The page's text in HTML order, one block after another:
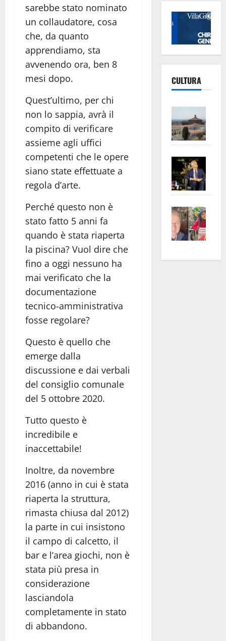
sarebbe stato nominato
un collaudatore, cosa
che, da quanto
apprendiamo, sta
avvenendo ora, ben 8
mesi dopo.
Quest’ultimo, per chi
non lo sappia, avrà il
compito di verificare
assieme agli uffici
competenti che le opere
siano state effettuate a
regola d’arte.
Perché questo non è
stato fatto 5 anni fa
quando è stata riaperta
la piscina? Vuol dire che
fino a oggi nessuno ha
mai verificato che la
documentazione
tecnico-amministrativa
fosse regolare?
Questo è quello che
emerge dalla
discussione e dai verbali
del consiglio comunale
del 5 ottobre 2020.
Tutto questo è
incredibile e
inaccettabile!
Inoltre, da novembre
2016 (anno in cui è stata
riaperta la struttura,
rimasta chiusa dal 2012)
la parte in cui insistono
il campo di calcetto, il
bar e l’area giochi, non è
stata più presa in
considerazione
lasciandola
completamente in stato
di abbandono.
CULTURA
euro
apre